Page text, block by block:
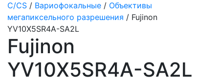
C/CS / Вариофокальные / Объективы
мегапиксельного разрешения / Fujinon
YV10X5SR4A-SA2L
Fujinon
YV10X5SR4A-SA2L